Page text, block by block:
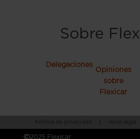
Sobre
Delegaciones
Opiniones
sobre
Flexicar
Política de privacidad Aviso legal
2025 Flexicar